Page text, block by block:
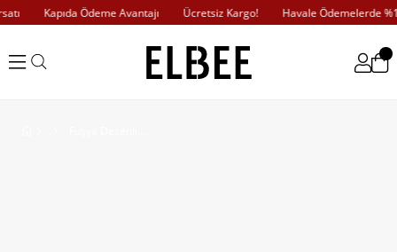
Kapıda Ödeme Avantajı Ücretsiz Kargo! Havale Ödemelerde